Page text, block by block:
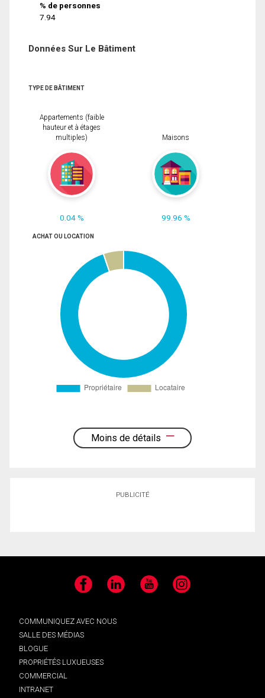
% de personnes
7.94
Données Sur Le Bâtiment
TYPE DE BÂTIMENT
Appartements (faible
hauteur et à étages
multiples)
0.04 %
Maisons
99.96 %
ACHAT OU LOCATION
Moins de détails
PUBLICITÉ
Facebook LinkedIn YouTube Instagram
COMMUNIQUEZ AVEC NOUS
SALLE DES MÉDIAS
BLOGUE
PROPRIÉTÉS LUXUEUSES
COMMERCIAL
INTRANET